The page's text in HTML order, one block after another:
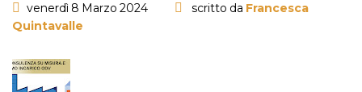
venerdì 8 Marzo 2024 scritto da Francesca
Quintavalle